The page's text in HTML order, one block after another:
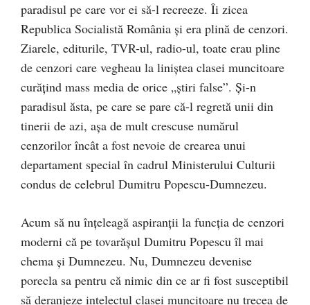
paradisul pe care vor ei să-l recreeze. Îi zicea
Republica Socialistă România și era plină de cenzori.
Ziarele, editurile, TVR-ul, radio-ul, toate erau pline
de cenzori care vegheau la liniștea clasei muncitoare
curățind mass media de orice „știri false”. Și-n
paradisul ăsta, pe care se pare că-l regretă unii din
tinerii de azi, așa de mult crescuse numărul
cenzorilor încât a fost nevoie de crearea unui
departament special în cadrul Ministerului Culturii
condus de celebrul Dumitru Popescu-Dumnezeu.
Acum să nu înțeleagă aspiranții la funcția de cenzori
moderni că pe tovarășul Dumitru Popescu îl mai
chema și Dumnezeu. Nu, Dumnezeu devenise
porecla sa pentru că nimic din ce ar fi fost susceptibil
să deranjeze intelectul clasei muncitoare nu trecea de